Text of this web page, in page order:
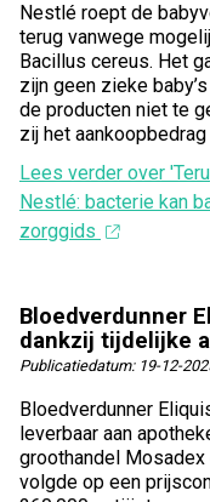
Nestlé roept de
terug vanwege
Bacillus cereus. Het
zijn geen zieke
de producten niet te
zij het
Lees verder over
Nestlé: bacterie kan
zorggids
Bloedverdunner
dankzij tijdelijke
Publicatiedatum: 19-12-
Bloedverdunner
leverbaar aan
groothandel
volgde op een